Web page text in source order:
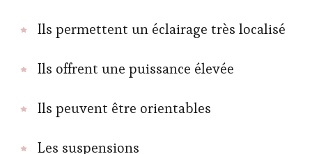
Ils permettent un éclairage très localisé
Ils offrent une puissance élevée
Ils peuvent être orientables
Les suspensions